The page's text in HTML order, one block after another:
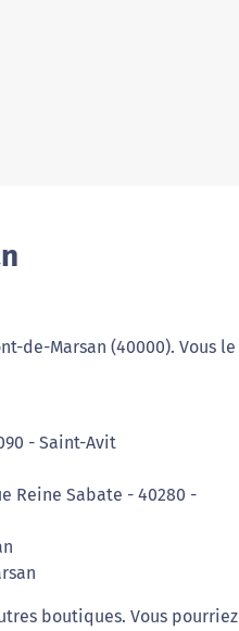
de-Marsan (40000). Vous le
- Saint-Avit
Reine Sabate - 40280 -
boutiques. Vous pourriez